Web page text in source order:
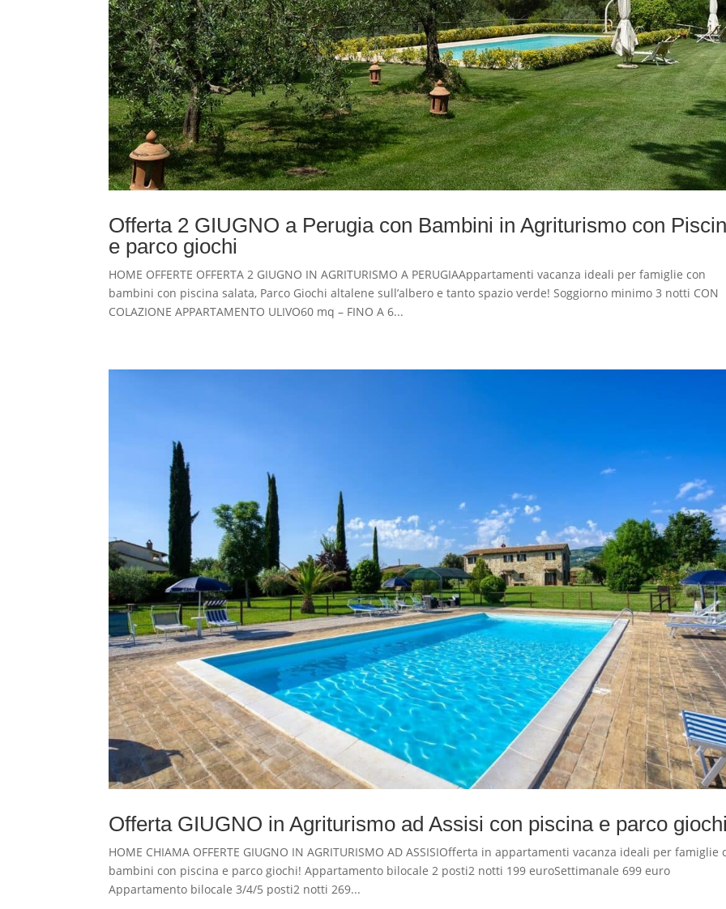
Offerta 2 GIUGNO a Perugia con Bambini in Agriturismo con
e parco giochi
HOME OFFERTE OFFERTA 2 GIUGNO IN AGRITURISMO A PERUGIAAppartamenti vacanza ideali per famiglie con
bambini con piscina salata, Parco Giochi altalene sull’albero e tanto spazio verde! Soggiorno minimo 3 notti CON
COLAZIONE APPARTAMENTO ULIVO60 mq – FINO A 6...
Offerta GIUGNO in Agriturismo ad Assisi con piscina e parco
HOME CHIAMA OFFERTE GIUGNO IN AGRITURISMO AD ASSISIOfferta in appartamenti vacanza ideali per famiglie
bambini con piscina e parco giochi! Appartamento bilocale 2 posti2 notti 199 euroSettimanale 699 euro
Appartamento bilocale 3/4/5 posti2 notti 269...